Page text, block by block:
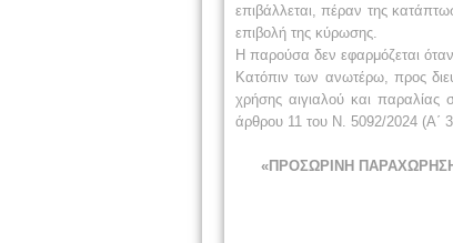
επιβάλλεται, πέραν της
επιβολή της κύρωσης.
Η παρούσα δεν εφαρμόζεται
Κατόπιν των ανωτέρω, προς
χρήσης αιγιαλού και παραλίας
άρθρου 11 του Ν. 5092/2024 (Α΄
«ΠΡΟΣΩΡΙΝΗ